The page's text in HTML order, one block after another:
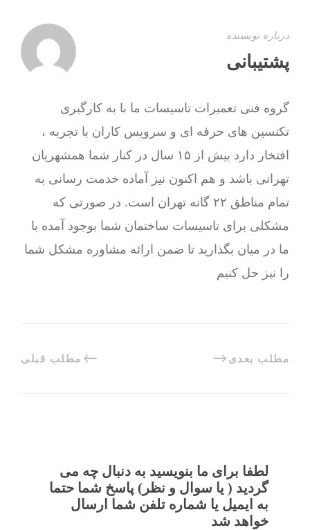
درباره نویسنده
پشتیبانی
گروه فنی تعمیرات تاسیسات ما با به‌ کارگیری
تکنسین های حرفه ای و سرویس کاران با تجربه ،
افتخار دارد بیش از ۱۵ سال در کنار شما همشهریان
تهرانی باشد و هم اکنون نیز آماده خدمت رسانی به
تمام مناطق ۲۲ گانه تهران است. در صورتی که
مشکلی برای تاسیسات ساختمان شما بوجود آمده با
ما در میان بگذارید تا ضمن ارائه مشاوره مشکل شما
را نیز حل کنیم
مطلب قبلی مطلب بعدی
لطفا برای ما بنویسید به دنبال چه می
گردید ( یا سوال و نظر) پاسخ شما حتما
به ایمیل یا شماره تلفن شما ارسال
خواهد شد